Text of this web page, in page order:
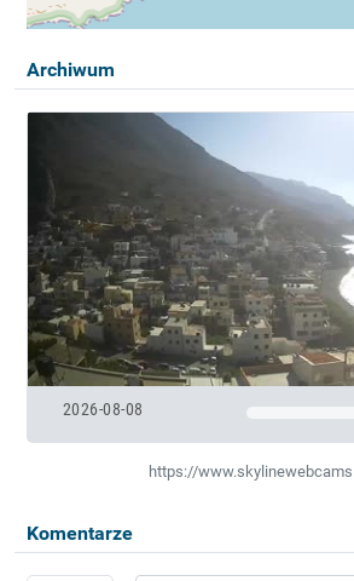
Archiwum
2026-08-08
https://
Komentarze